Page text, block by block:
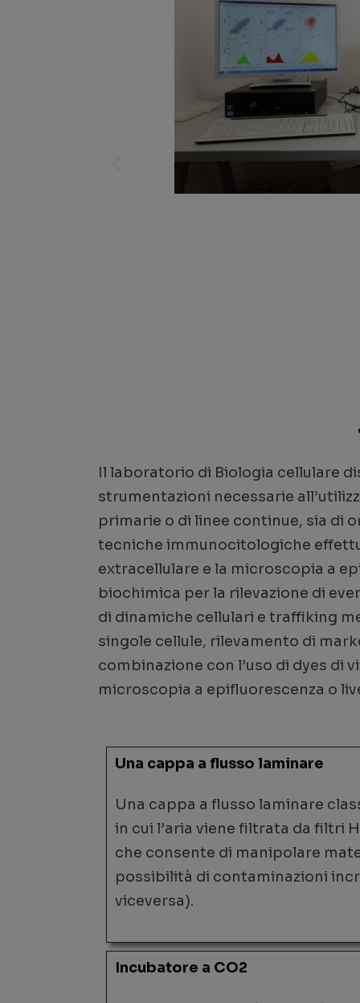
Il laboratorio di Biologia cellulare
strumentazioni necessarie
primarie o di linee continue, sia di
tecniche immunocitologiche
extracellulare e la microscopia a
biochimica per la rilevazione di
di dinamiche cellulari e traffiking
singole cellule, rilevamento di
combinazione con l’uso di dyes di
microscopia a epifluorescenza o
Una cappa a flusso laminare
Una cappa a flusso laminare
in cui l’aria viene filtrata da filtri
che consente di manipolare
possibilità di contaminazioni
viceversa).
Incubatore a CO2